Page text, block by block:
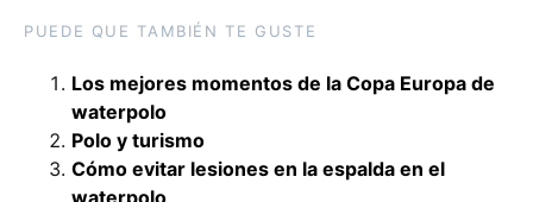
PUEDE QUE TAMBIÉN TE GUSTE
Los mejores momentos de la Copa Europa de
waterpolo
Polo y turismo
Cómo evitar lesiones en la espalda en el
waterpolo